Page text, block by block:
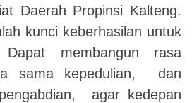
Daerah Propinsi Kalteng.
kunci keberhasilan untuk
membangun rasa
sama kepedulian, dan
agar kedepan